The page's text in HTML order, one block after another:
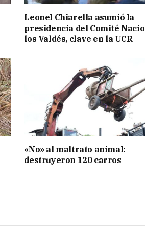
Leonel Chiarella asumió la
presidencia del Comité
los Valdés, clave en la UCR
«No» al maltrato animal:
destruyeron 120 carros